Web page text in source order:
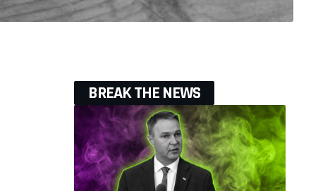
BREAK THE NEWS